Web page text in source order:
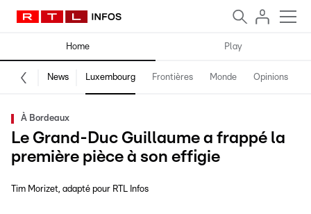
Home Play
News Luxembourg Frontières Monde Opinions
À Bordeaux
Le Grand-Duc Guillaume a frappé la
première pièce à son effigie
Tim Morizet adapté pour RTL Infos